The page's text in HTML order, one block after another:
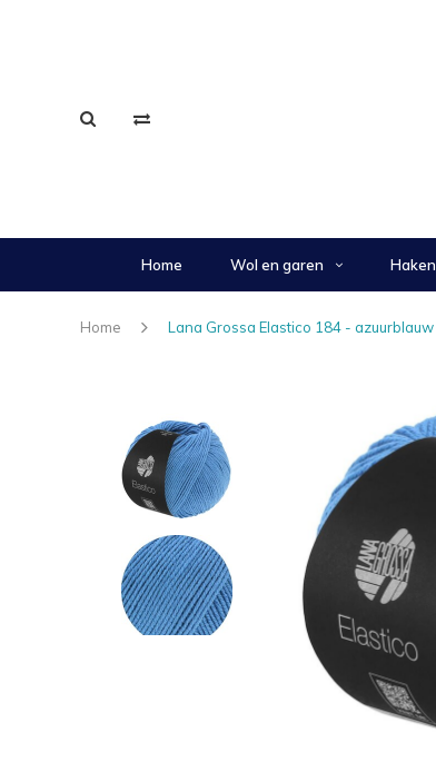
Home Wol en garen Haken
Home Lana Grossa Elastico 184 - azuurblauw